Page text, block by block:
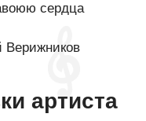
сердца
артиста